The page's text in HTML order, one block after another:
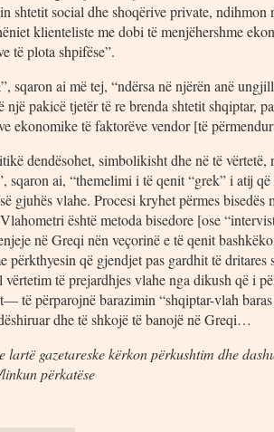
shtetit social dhe shoqërive private,
klienteliste me dobi të menjëhershme
të plota shpifëse”.
sqaron ai më tej, “ndërsa në njërën anë
një pakicë tjetër të re brenda shtetit shqiptar,
ekonomike të faktorëve vendor [të
dendësohet, simbolikisht dhe në të
sqaron ai, “themelimi i të qenit “grek” i atij
gjuhës vlahe. Procesi kryhet përmes
është metoda bisedore [ose
në Greqi nën veçorinë e të qenit
përkthyesin që gjendjet pas gardhit të
vërtetim të prejardhjes vlahe nga dikush që i
të përparojnë barazimin “shqiptar-vlah
dhe të shkojë të banojë në Greqi…
lartë gazetareske kërkon përkushtim dhe
përkatëse